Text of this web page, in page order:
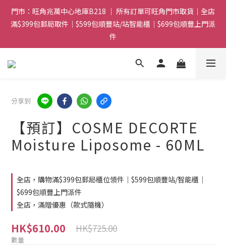
門市：旺角兆萬中心地庫B218 ｜ 所有訂單可旺角門市取貨｜全店
滿$399包郵局取件｜$599包順豐站/站智能櫃｜$699包順豐上門派
件
門市：旺角兆萬中心地庫B218 ｜ 所有訂單可旺角門市取貨｜全店
滿$399包郵局取件｜$599包順豐站/站智能櫃｜$699包順豐上門派
件
滿贈優惠🎁 滿$788送Gucci香水Sample｜ 滿$1088送Clarins 煥
門市：旺角兆萬中心地庫B218 ｜ 所有訂單可旺角門市取貨｜全店
滿$399包郵局取件｜$599包順豐站/站智能櫃｜$699包順豐上門派
件
分享到
【預訂】COSME DECORTE
Moisture Liposome - 60ML
全店，購物滿$399包郵局櫃位領件｜$599包順豐站/智能櫃｜
$699包順豐上門派件
全店，滿贈優惠（款式隨機）
HK$610.00 HK$725.00
數量